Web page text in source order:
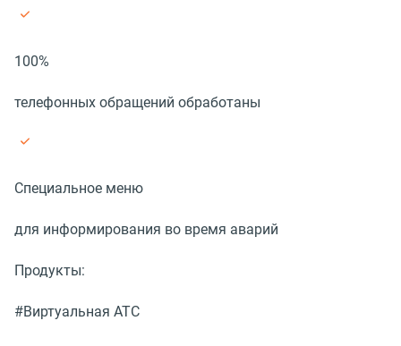
100%
телефонных обращений обработаны
Специальное меню
для информирования во время аварий
Продукты:
#Виртуальная АТС